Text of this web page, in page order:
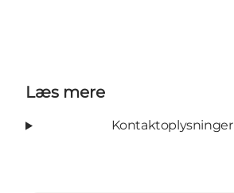
Læs mere
Kontaktoplysninger